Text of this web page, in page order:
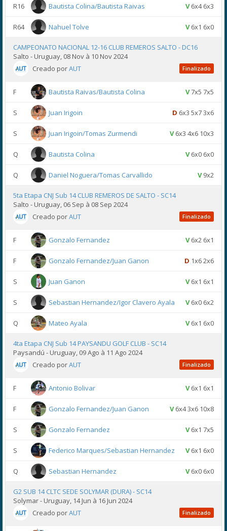
R16 Bautista Colina/Bautista Raivas V6x4 6x3
R64 Nahuel Tolve V6x1 6x0
CAMPEONATO NACIONAL 12-16 CLUB REMEROS SALTO - DC16
Salto - Uruguay, 08 Nov à 10 Nov 2024
Creado porAUT Finalizado
F Bautista Raivas/Bautista Colina V7x5 7x5
S Juan Irigoin D 6x3 5x7 3x6
S Juan Irigoin/Tomas Zurmendi V6x3 4x6 10x3
Q Bautista Colina V6x0 6x0
Q Daniel Noguera/Tomas Carvallido V9x2
5ta Etapa CNJ Sub 14 CLUB REMEROS DE SALTO - SC14
Salto - Uruguay, 06 Sep à 08 Sep 2024
Creado porAUT Finalizado
F Gonzalo Fernandez V6x2 6x1
F Gonzalo Fernandez/Juan Ganon D 1x6 2x6
S Juan Ganon V6x1 6x1
S Sebastian Hernandez/Igor Clavero Ayala V6x0 6x2
Q Mateo Ayala V6x1 6x0
4ta Etapa CNJ Sub 14 PAYSANDU GOLF CLUB - SC14
Paysandú - Uruguay, 09 Ago à 11 Ago 2024
Creado porAUT Finalizado
F Antonio Bolivar V6x1 6x1
F Gonzalo Fernandez/Juan Ganon V6x4 3x6 10x8
S Gonzalo Fernandez V6x1 7x5
S Federico Marques/Sebastian Hernandez V6x1 6x0
Q Sebastian Hernandez V6x0 6x0
G2 SUB 14 CLTC SEDE SOLYMAR (DURA) - SC14
Solymar - Uruguay, 14 Jun à 16 Jun 2024
Creado porAUT Finalizado